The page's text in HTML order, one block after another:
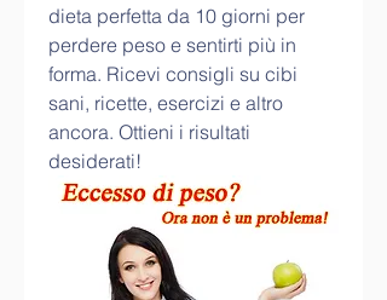
dieta perfetta da 10 giorni per
perdere peso e sentirti più in
forma. Ricevi consigli su cibi
sani, ricette, esercizi e altro
ancora. Ottieni i risultati
desiderati!